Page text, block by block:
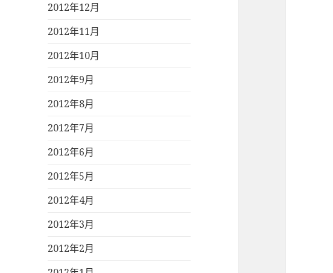
2012年12月
2012年11月
2012年10月
2012年9月
2012年8月
2012年7月
2012年6月
2012年5月
2012年4月
2012年3月
2012年2月